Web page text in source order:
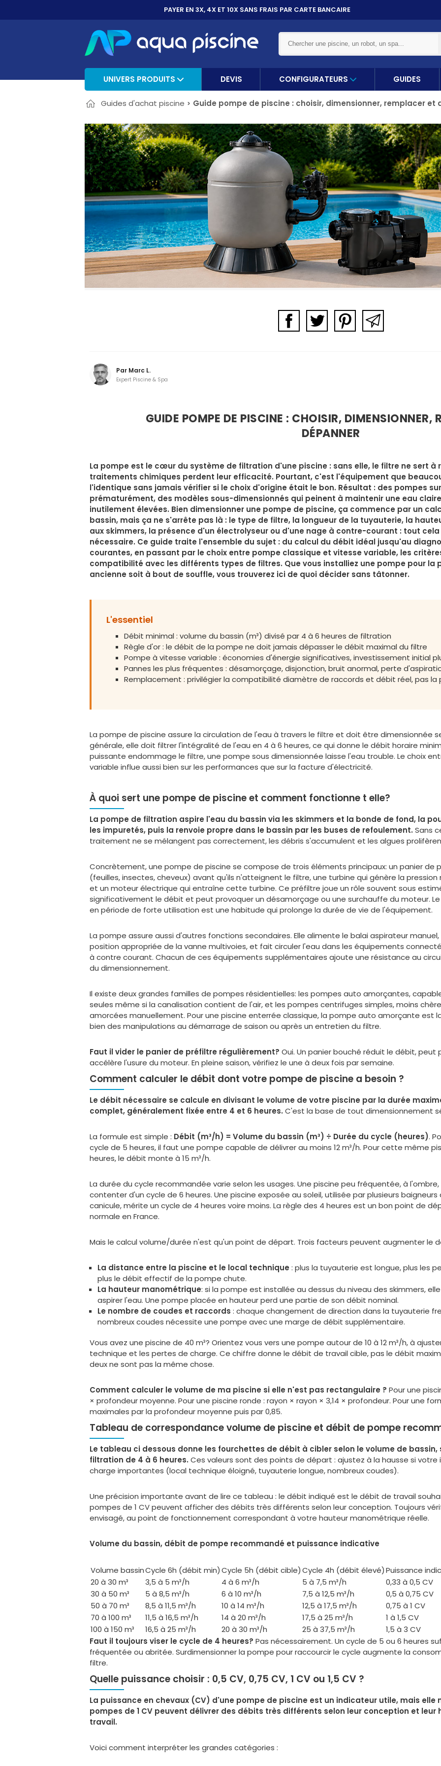
PAYER EN 3X, 4X ET 10XSANS FRAIS PAR CARTE BANCAIRE
UNIVERS PRODUITS DEVIS CONFIGURATEURS GUIDES
Guides d'achat piscine Guide pompe de piscine : choisir, dimensionner, remplacer et
Par Marc L.
Expert Piscine & Spa
GUIDE POMPE DE PISCINE : CHOISIR, DIMENSIONNER,
DÉPANNER
La pompe est le cœur du système de filtration d'une piscine : sans elle, le filtre ne sert à
traitements chimiques perdent leur efficacité. Pourtant, c'est l'équipement que
l'identique sans jamais vérifier si le choix d'origine était le bon. Résultat : des pompes
prématurément, des modèles sous-dimensionnés qui peinent à maintenir une eau
inutilement élevées. Bien dimensionner une pompe de piscine, ça commence par un
bassin, mais ça ne s'arrête pas là : le type de filtre, la longueur de la tuyauterie, la
aux skimmers, la présence d'un électrolyseur ou d'une nage à contre-courant : tout
nécessaire. Ce guide traite l'ensemble du sujet : du calcul du débit idéal jusqu'au
courantes, en passant par le choix entre pompe classique et vitesse variable, les
compatibilité avec les différents types de filtres. Que vous installiez une pompe pour la
ancienne soit à bout de souffle, vous trouverez ici de quoi décider sans tâtonner.
L'essentiel
Débit minimal : volume du bassin (m³) divisé par 4 à 6 heures de filtration
Règle d'or : le débit de la pompe ne doit jamais dépasser le débit maximal du filtre
Pompe à vitesse variable : économies d'énergie significatives, investissement initial
Pannes les plus fréquentes : désamorçage, disjonction, bruit anormal, perte
Remplacement : privilégier la compatibilité diamètre de raccords et débit réel, pas la
La pompe de piscine assure la circulation de l'eau à travers le filtre et doit être dimensionnée
générale, elle doit filtrer l'intégralité de l'eau en 4 à 6 heures, ce qui donne le débit horaire
puissante endommage le filtre, une pompe sous dimensionnée laisse l'eau trouble. Le choix
variable influe aussi bien sur les performances que sur la facture d'électricité.
À quoi sert une pompe de piscine et comment fonctionne t elle?
La pompe de filtration aspire l'eau du bassin via les skimmers et la bonde de fond, la
les impuretés, puis la renvoie propre dans le bassin par les buses de refoulement. Sans
traitement ne se mélangent pas correctement, les débris s'accumulent et les algues
Concrètement, une pompe de piscine se compose de trois éléments principaux: un panier de
(feuilles, insectes, cheveux) avant qu'ils n'atteignent le filtre, une turbine qui génère la
et un moteur électrique qui entraîne cette turbine. Ce préfiltre joue un rôle souvent sous
significativement le débit et peut provoquer un désamorçage ou une surchauffe du moteur.
en période de forte utilisation est une habitude qui prolonge la durée de vie de l'équipement.
La pompe assure aussi d'autres fonctions secondaires. Elle alimente le balai aspirateur
position appropriée de la vanne multivoies, et fait circuler l'eau dans les équipements
à contre courant. Chacun de ces équipements supplémentaires ajoute une résistance au
du dimensionnement.
Il existe deux grandes familles de pompes résidentielles: les pompes auto amorçantes,
seules même si la canalisation contient de l'air, et les pompes centrifuges simples, moins
amorcées manuellement. Pour une piscine enterrée classique, la pompe auto amorçante est
bien des manipulations au démarrage de saison ou après un entretien du filtre.
Faut il vider le panier de préfiltre régulièrement? Oui. Un panier bouché réduit le débit,
accélère l'usure du moteur. En pleine saison, vérifiez le une à deux fois par semaine.
Comment calculer le débit dont votre pompe de piscine a besoin ?
Le débit nécessaire se calcule en divisant le volume de votre piscine par la durée
complet, généralement fixée entre 4 et 6 heures. C'est la base de tout dimensionnement
La formule est simple : Débit (m³/h) = Volume du bassin (m³) ÷ Durée du cycle (heures).
cycle de 5 heures, il faut une pompe capable de délivrer au moins 12 m³/h. Pour cette même
heures, le débit monte à 15 m³/h.
La durée du cycle recommandée varie selon les usages. Une piscine peu fréquentée, à
contenter d'un cycle de 6 heures. Une piscine exposée au soleil, utilisée par plusieurs
canicule, mérite un cycle de 4 heures voire moins. La règle des 4 heures est un bon point de
normale en France.
Mais le calcul volume/durée n'est qu'un point de départ. Trois facteurs peuvent augmenter le
La distance entre la piscine et le local technique : plus la tuyauterie est longue, plus les
plus le débit effectif de la pompe chute.
La hauteur manométrique: si la pompe est installée au dessus du niveau des skimmers,
aspirer l'eau. Une pompe placée en hauteur perd une partie de son débit nominal.
Le nombre de coudes et raccords : chaque changement de direction dans la tuyauterie
nombreux coudes nécessite une pompe avec une marge de débit supplémentaire.
Vous avez une piscine de 40 m³? Orientez vous vers une pompe autour de 10 à 12 m³/h, à
technique et les pertes de charge. Ce chiffre donne le débit de travail cible, pas le débit
deux ne sont pas la même chose.
Comment calculer le volume de ma piscine si elle n'est pas rectangulaire ? Pour une
× profondeur moyenne. Pour une piscine ronde : rayon × rayon × 3,14 × profondeur. Pour une
maximales par la profondeur moyenne puis par 0,85.
Tableau de correspondance volume de piscine et débit de pompe
Le tableau ci dessous donne les fourchettes de débit à cibler selon le volume de
filtration de 4 à 6 heures. Ces valeurs sont des points de départ : ajustez à la hausse si
charge importantes (local technique éloigné, tuyauterie longue, nombreux coudes).
Une précision importante avant de lire ce tableau : le débit indiqué est le débit de travail
pompes de 1 CV peuvent afficher des débits très différents selon leur conception. Toujours
envisagé, au point de fonctionnement correspondant à votre hauteur manométrique réelle.
Volume du bassin, débit de pompe recommandé et puissance indicative
Volume bassinCycle 6h (débit min)Cycle 5h (débit cible)Cycle 4h (débit élevé)Puissance
20 à 30 m³
3,5 à 5 m³/h 4 à 6 m³/h 5 à 7,5 m³/h
0,33 à 0,5 CV
30 à 50 m³
5 à 8,5 m³/h 6 à 10 m³/h 7,5 à 12,5 m³/h
0,5 à 0,75 CV
50 à 70 m³
8,5 à 11,5 m³/h 10 à 14 m³/h 12,5 à 17,5 m³/h
0,75 à 1 CV
70 à 100 m³
11,5 à 16,5 m³/h 14 à 20 m³/h 17,5 à 25 m³/h
1 à 1,5 CV
100 à 150 m³
16,5 à 25 m³/h 20 à 30 m³/h 25 à 37,5 m³/h
1,5 à 3 CV
Faut il toujours viser le cycle de 4 heures? Pas nécessairement. Un cycle de 5 ou 6 heures
fréquentée ou abritée. Surdimensionner la pompe pour raccourcir le cycle augmente la
filtre.
Quelle puissance choisir : 0,5 CV, 0,75 CV, 1 CV ou 1,5 CV ?
La puissance en chevaux (CV) d'une pompe de piscine est un indicateur utile, mais elle
pompes de 1 CV peuvent délivrer des débits très différents selon leur conception et
travail.
Voici comment interpréter les grandes catégories :